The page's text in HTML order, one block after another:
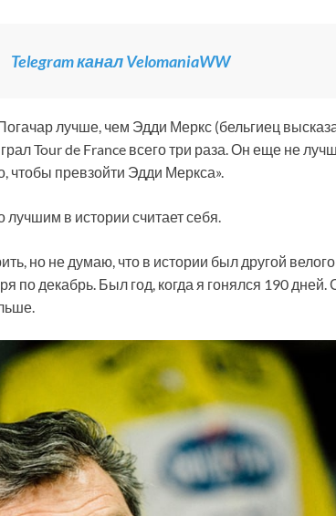
Telegram канал VelomaniaWW
лучше, чем Эдди Меркс (бельгиец
Tour de France всего три раза. Он еще не
чтобы превзойти Эдди Меркса».
в истории считает себя.
но не думаю, что в истории был другой
по декабрь. Был год, когда я гонялся 190 дней.